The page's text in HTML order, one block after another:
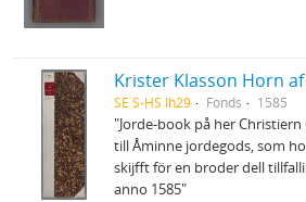
SE S-HS Ih29 Fonds 1585
"Jorde-book på her
till Åminne jordegods, som
skijfft för en broder dell
anno 1585"